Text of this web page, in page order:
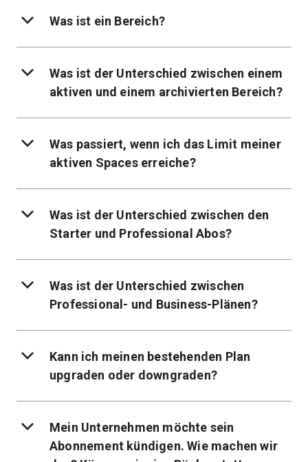
Was ist ein Bereich?
Was ist der Unterschied zwischen einem
aktiven und einem archivierten Bereich?
Was passiert, wenn ich das Limit meiner
aktiven Spaces erreiche?
Was ist der Unterschied zwischen den
Starter und Professional Abos?
Was ist der Unterschied zwischen
Professional- und Business-Plänen?
Kann ich meinen bestehenden Plan
upgraden oder downgraden?
Mein Unternehmen möchte sein
Abonnement kündigen. Wie machen wir